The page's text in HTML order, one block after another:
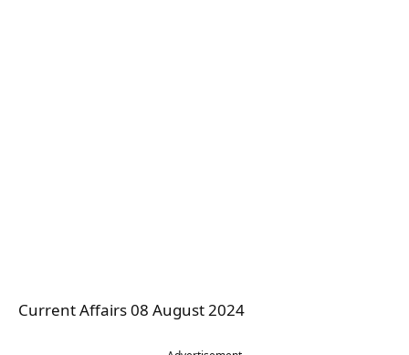
Current Affairs 08 August 2024